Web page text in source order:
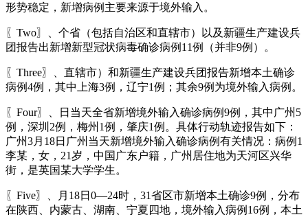
形势稳定，新增病例主要来源于境外输入。
〖Two〗、个省（包括自治区和直辖市）以及新疆生产建设兵
团报告出新增新型冠状病毒确诊病例11例（并非9例）。
〖Three〗、直辖市）和新疆生产建设兵团报告新增本土确诊
病例4例，其中上海3例，辽宁1例；其余9例为境外输入病例。
〖Four〗、日当天全省新增境外输入确诊病例9例，其中广州5
例，深圳2例，梅州1例，肇庆1例。具体行动轨迹报告如下：
广州3月18日广州当天新增境外输入确诊病例有关情况：病例1
李某，女，21岁，中国广东户籍，广州居住地为天河区兴华
街，是英国某大学学生。
〖Five〗、月18日0—24时，31省区市新增本土确诊9例，分布
在陕西、内蒙古、湖南、宁夏四地，境外输入病例16例，本土